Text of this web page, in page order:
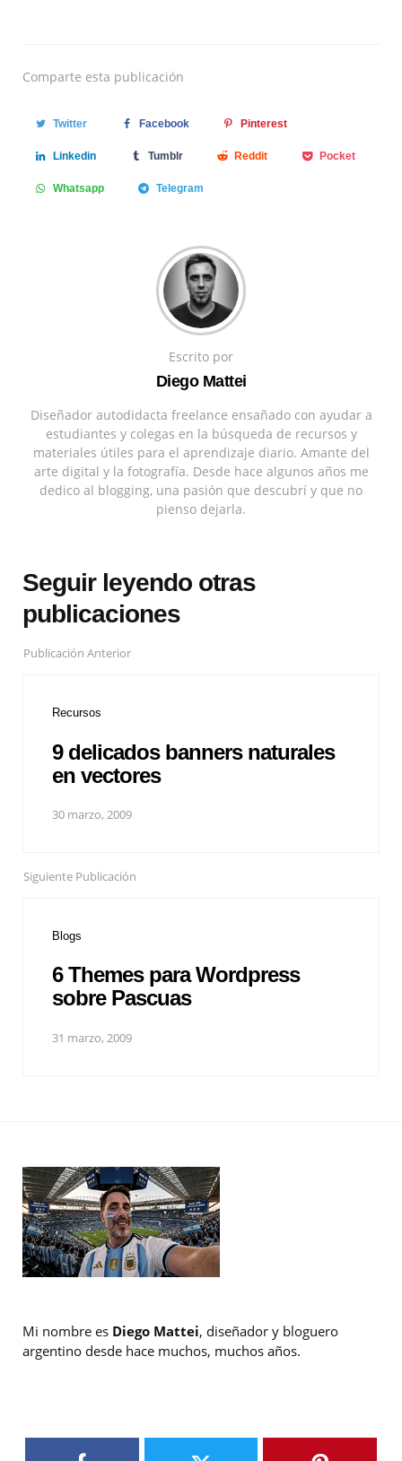
Comparte esta publicación
Twitter Facebook Pinterest
Linkedin Tumblr Reddit Pocket
Whatsapp Telegram
Escrito por
Diego Mattei
Diseñador autodidacta freelance ensañado con ayudar a
estudiantes y colegas en la búsqueda de recursos y
materiales útiles para el aprendizaje diario. Amante del
arte digital y la fotografía. Desde hace algunos años me
dedico al blogging, una pasión que descubrí y que no
pienso dejarla.
Seguir leyendo otras
publicaciones
Publicación Anterior
Recursos
9 delicados banners naturales
en vectores
30 marzo, 2009
Siguiente Publicación
Blogs
6 Themes para Wordpress
sobre Pascuas
31 marzo, 2009
Mi nombre es Diego Mattei, diseñador y bloguero
argentino desde hace muchos, muchos años.